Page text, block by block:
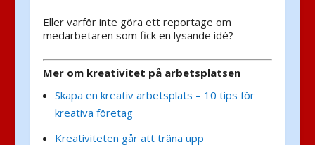
Eller varför inte göra ett reportage om
medarbetaren som fick en lysande idé?
Mer om kreativitet på arbetsplatsen
Skapa en kreativ arbetsplats – 10 tips för
kreativa företag
Kreativiteten går att träna upp